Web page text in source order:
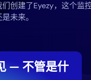
创建了Eyezy，这个监
未来。
— 不管是什